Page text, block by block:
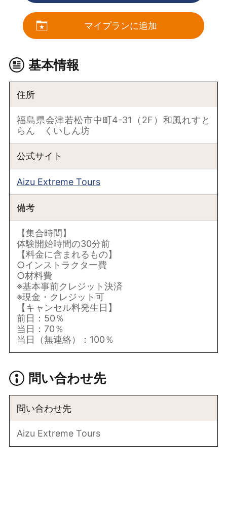
マイプランに追加
基本情報
住所
福島県会津若松市中町4-31（2F）和風れすと
らん くいしん坊
公式サイト
Aizu Extreme Tours
備考
【集合時間】
体験開始時間の30分前
【料金に含まれるもの】
○インストラクター費
○材料費
※基本事前クレジット決済
※現金・クレジット可
【キャンセル料発生日】
前日：50％
当日：70％
当日（無連絡）：100％
問い合わせ先
問い合わせ先
Aizu Extreme Tours